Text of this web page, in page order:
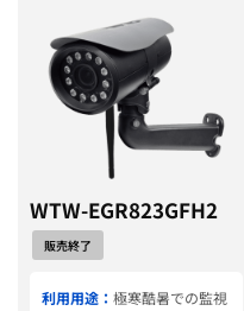
WTW-EGR823GFH2
販売終了
利用用途： 極寒酷暑での監視